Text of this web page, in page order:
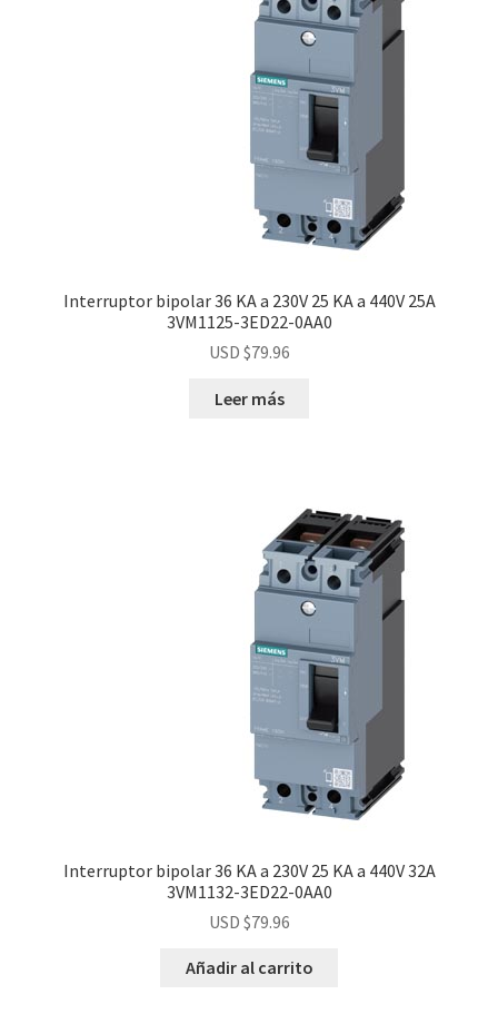
Interruptor bipolar 36 KA a 230V 25 KA a 440V 25A
3VM1125-3ED22-0AA0
USD $79.96
Leer más
Interruptor bipolar 36 KA a 230V 25 KA a 440V 32A
3VM1132-3ED22-0AA0
USD $79.96
Añadir al carrito